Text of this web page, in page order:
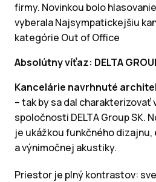
firmy. Novinkou bolo
vyberala Najsympatickejšiu
kategórie Out of Office
Absolútny víťaz: DELTA
Kancelárie navrhnuté
– tak by sa dal
spoločnosti DELTA Group SK.
je ukážkou funkčného
a výnimočnej akustiky.
Priestor je plný kontrastov: